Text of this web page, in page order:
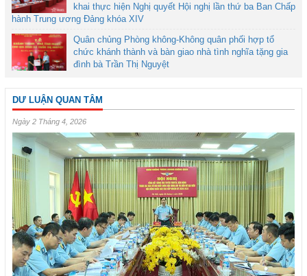
khai thực hiện Nghị quyết Hội nghị lần thứ ba Ban Chấp
hành Trung ương Đảng khóa XIV
Quân chủng Phòng không-Không quân phối hợp tổ
chức khánh thành và bàn giao nhà tình nghĩa tặng gia
đình bà Trần Thị Nguyệt
DƯ LUẬN QUAN TÂM
Ngày 2 Tháng 4, 2026